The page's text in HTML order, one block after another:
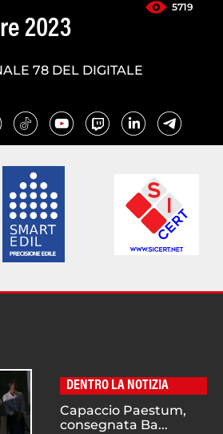
5719
2023
78 DEL DIGITALE
DENTRO LA NOTIZIA
Capaccio Paestum,
consegnata Ba...